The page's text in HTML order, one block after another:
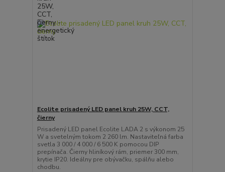
Ecolite prisadený LED panel kruh 25W, CCT,
čierny
Prisadený LED panel Ecolite LADA 2 s výkonom 25
W a svetelným tokom 2 260 lm. Nastaviteľná farba
svetla 3 000 / 4 000 / 6 500 K pomocou DIP
prepínača. Čierny hliníkový rám, priemer 300 mm,
krytie IP20. Ideálny pre obývačku, spálňu alebo
chodbu.